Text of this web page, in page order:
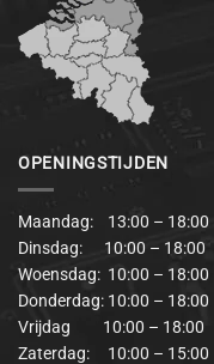
OPENINGSTIJDEN
Maandag: 13:00 – 18:00
Dinsdag: 10:00 – 18:00
Woensdag: 10:00 – 18:00
Donderdag: 10:00 – 18:00
Vrijdag 10:00 – 18:00
Zaterdag: 10:00 – 15:00